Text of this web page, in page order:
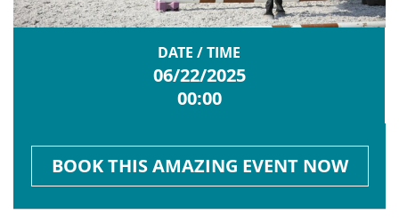
DATE / TIME
06/22/2025
00:00
BOOK THIS AMAZING EVENT NOW